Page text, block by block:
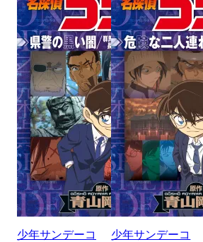
少年サンデーコ
少年サンデーコ